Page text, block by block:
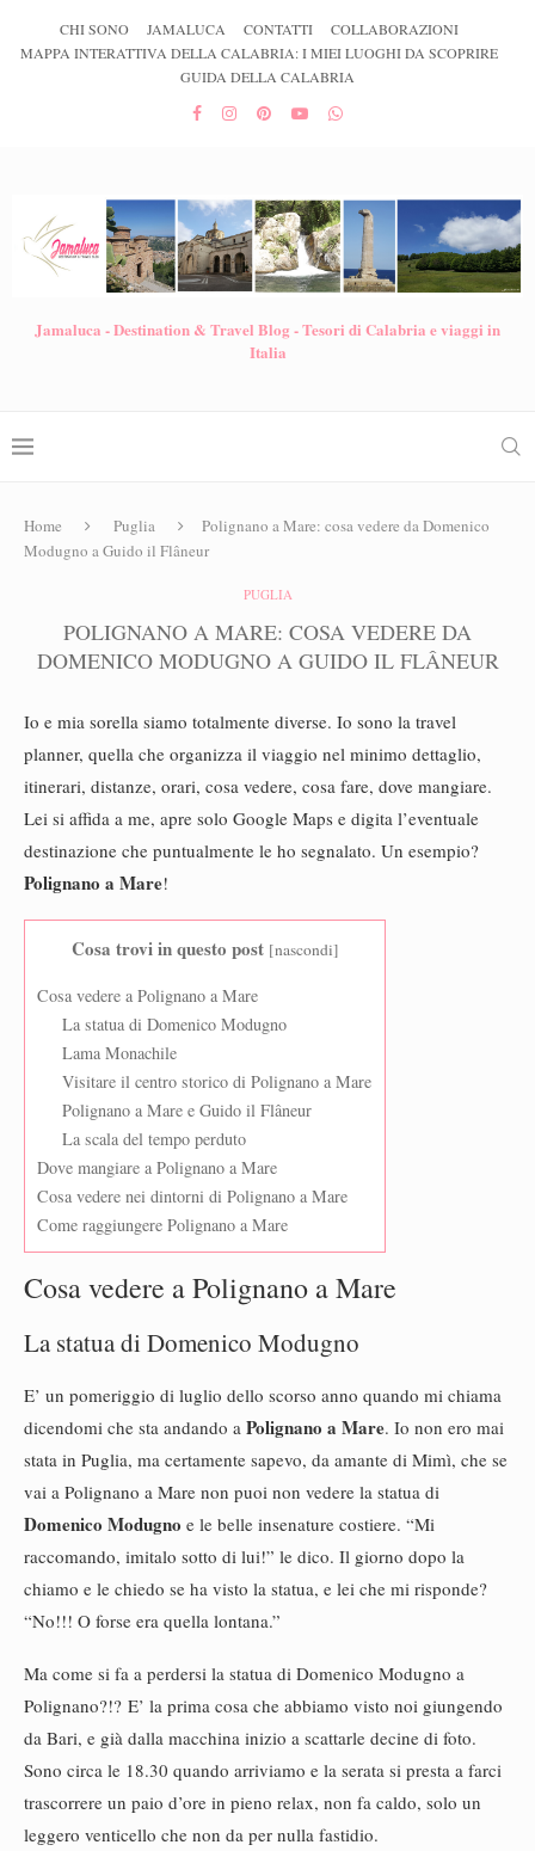
CHI SONO JAMALUCA CONTATTI
COLLABORAZIONI
MAPPA INTERATTIVA DELLA CALABRIA: I MIEI LUOGHI DA SCOPRIRE
GUIDA DELLA CALABRIA
Jamaluca - Destination & Travel Blog - Tesori di Calabria e viaggi in
Italia
Home Puglia
Polignano a Mare: cosa vedere da Domenico
Modugno a Guido il Flâneur
PUGLIA
POLIGNANO A MARE: COSA VEDERE DA
DOMENICO MODUGNO A GUIDO IL FLÂNEUR
Io e mia sorella siamo totalmente diverse. Io sono la travel
planner, quella che organizza il viaggio nel minimo dettaglio,
itinerari, distanze, orari, cosa vedere, cosa fare, dove mangiare.
Lei si affida a me, apre solo Google Maps e digita l’eventuale
destinazione che puntualmente le ho segnalato. Un esempio?
Polignano a Mare!
Cosa trovi in questo post [nascondi]
Cosa vedere a Polignano a Mare
La statua di Domenico Modugno
Lama Monachile
Visitare il centro storico di Polignano a Mare
Polignano a Mare e Guido il Flâneur
La scala del tempo perduto
Dove mangiare a Polignano a Mare
Cosa vedere nei dintorni di Polignano a Mare
Come raggiungere Polignano a Mare
Cosa vedere a Polignano a Mare
La statua di Domenico Modugno
E’ un pomeriggio di luglio dello scorso anno quando mi chiama
dicendomi che sta andando a Polignano a Mare. Io non ero mai
stata in Puglia, ma certamente sapevo, da amante di Mimì, che se
vai a Polignano a Mare non puoi non vedere la statua di
Domenico Modugno e le belle insenature costiere. “Mi
raccomando, imitalo sotto di lui!” le dico. Il giorno dopo la
chiamo e le chiedo se ha visto la statua, e lei che mi risponde?
“No!!! O forse era quella lontana.”
Ma come si fa a perdersi la statua di Domenico Modugno a
Polignano?!? E’ la prima cosa che abbiamo visto noi giungendo
da Bari, e già dalla macchina inizio a scattarle decine di foto.
Sono circa le 18.30 quando arriviamo e la serata si presta a farci
trascorrere un paio d’ore in pieno relax, non fa caldo, solo un
leggero venticello che non da per nulla fastidio.